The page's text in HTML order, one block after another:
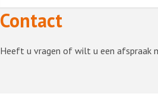
Contact
Heeft u vragen of wilt u een afspraak